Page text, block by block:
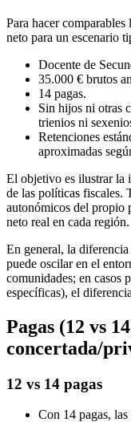
Para hacer comparables
neto para un escenario
Docente de
35.000 € brutos
14 pagas.
Sin hijos ni otras
trienios ni
Retenciones
aproximadas
El objetivo es ilustrar la
de las políticas fiscales.
autonómicos del propio
neto real en cada región.
En general, la
puede oscilar en el
comunidades; en casos
específicas), el
Pagas (12 vs
concertada/
12 vs 14 pagas
Con 14 pagas,